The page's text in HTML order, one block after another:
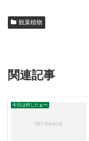
観葉植物
関連記事
今日は何したぁ〜